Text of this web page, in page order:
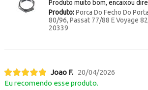
Produto muito bom, encaixou
Produto:Porca Do Fecho Do
80/96, Passat 77/88 E Voyage
20339
Joao F. 20/04/2026
Eu recomendo esse produto.